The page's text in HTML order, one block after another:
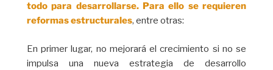
todo para desarrollarse. Para ello se requieren
reformas estructurales, entre otras:
En primer lugar, no mejorará el crecimiento si no se
impulsa una nueva estrategia de desarrollo